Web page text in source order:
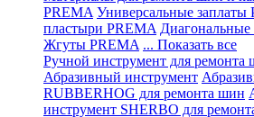
PREMA Универсальные заплаты
пластыри PREMA
Жгуты PREMA ... Показать все
Ручной инструмент для ремонта
Абразивный инструмент
RUBBERHOG для ремонта шин
инструмент SHERBO для